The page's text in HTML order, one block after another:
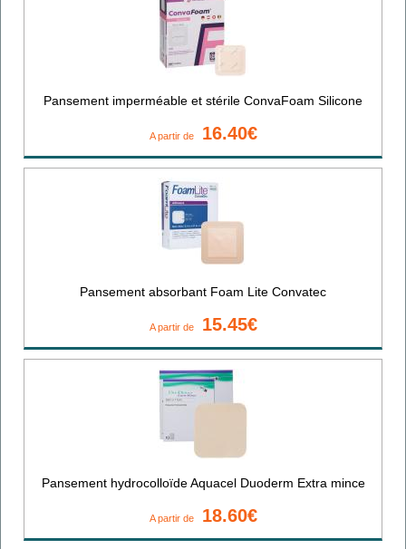
Pansement imperméable et stérile ConvaFoam Silicone
A partir de 16.40€
Pansement absorbant Foam Lite Convatec
A partir de 15.45€
Pansement hydrocolloïde Aquacel Duoderm Extra mince
A partir de 18.60€